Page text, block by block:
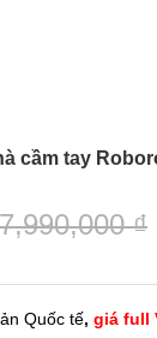
cầm tay
7,990,000₫
Quốc tế, giá full